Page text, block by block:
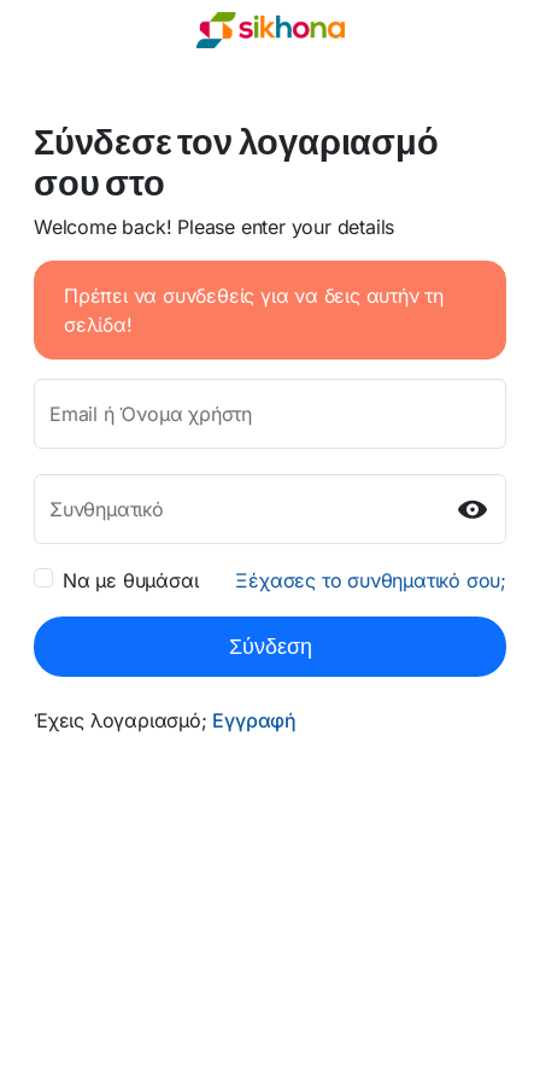
Σύνδεσε τον λογαριασμό
σου στο
Welcome back! Please enter your details
Πρέπει να συνδεθείς για να δεις αυτήν τη
σελίδα!
Email ή Όνομα χρήστη
Συνθηματικό
Να με θυμάσαι Ξέχασες το συνθηματικό σου;
Σύνδεση
Έχεις λογαριασμό; Εγγραφή